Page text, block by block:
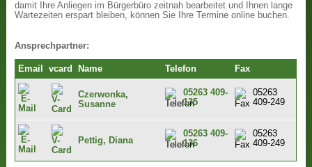
damit Ihre Anliegen im Bürgerbüro zeitnah bearbeitet und Ihnen lange
Wartezeiten erspart bleiben, können Sie Ihre Termine online buchen.
Ansprechpartner:
Email vcard Name Telefon Fax
Czerwonka,
Susanne
05263 409-
135
05263
409-249
Pettig, Diana
05263 409-
136
05263
409-249